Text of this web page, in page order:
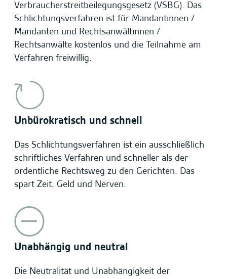
Verbraucherstreitbeilegungsgesetz (VSBG). Das
Schlichtungsverfahren ist für Mandantinnen /
Mandanten und Rechtsanwältinnen /
Rechtsanwälte kostenlos und die Teilnahme am
Verfahren freiwillig.
Unbürokratisch und schnell
Das Schlichtungsverfahren ist ein ausschließlich
schriftliches Verfahren und schneller als der
ordentliche Rechtsweg zu den Gerichten. Das
spart Zeit, Geld und Nerven.
Unabhängig und neutral
Die Neutralität und Unabhängigkeit der